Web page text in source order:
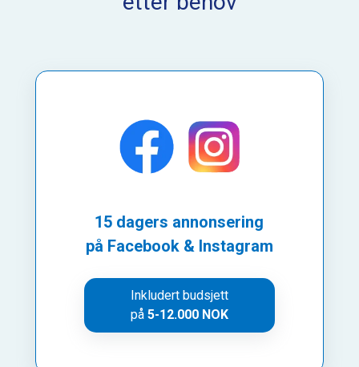
15 dagers annonsering
på Facebook & Instagram
Inkludert budsjett
på 5-12.000 NOK